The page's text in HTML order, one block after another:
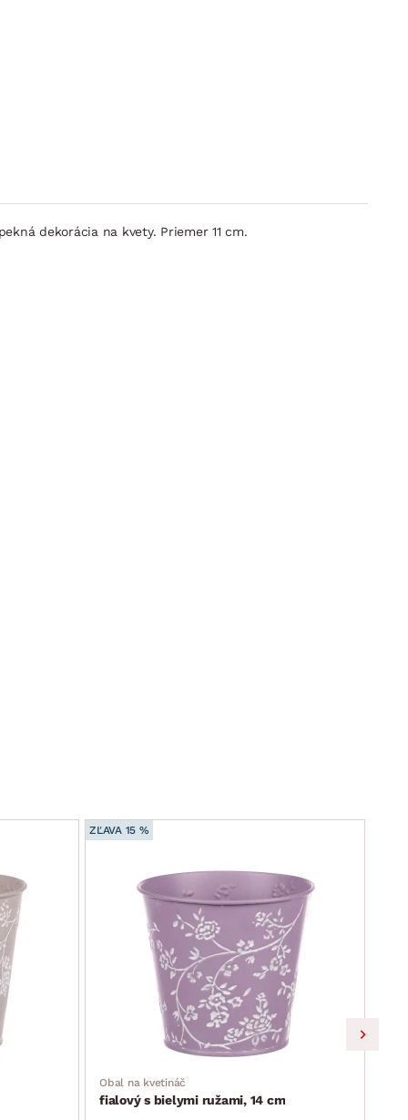
dekorácia na kvety. Priemer 11 cm.
ZĽAVA 15 %
Obal na kvetináč
fialový s bielymi ružami, 14 cm